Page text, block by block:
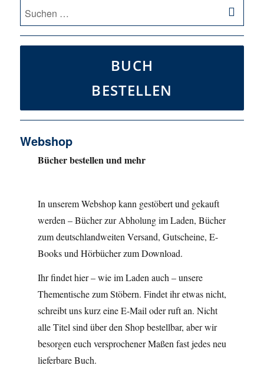
Suche
nach:
BUCH
BESTELLEN
Webshop
Bücher bestellen und mehr
In unserem Webshop kann gestöbert und gekauft
werden – Bücher zur Abholung im Laden, Bücher
zum deutschlandweiten Versand, Gutscheine, E-
Books und Hörbücher zum Download.
Ihr findet hier – wie im Laden auch – unsere
Thementische zum Stöbern. Findet ihr etwas nicht,
schreibt uns kurz eine E-Mail oder ruft an. Nicht
alle Titel sind über den Shop bestellbar, aber wir
besorgen euch versprochener Maßen fast jedes neu
lieferbare Buch.